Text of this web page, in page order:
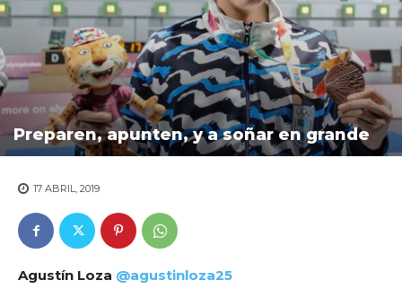
Preparen, apunten, y a soñar en grande
17 ABRIL, 2019
Agustín Loza @agustinloza25